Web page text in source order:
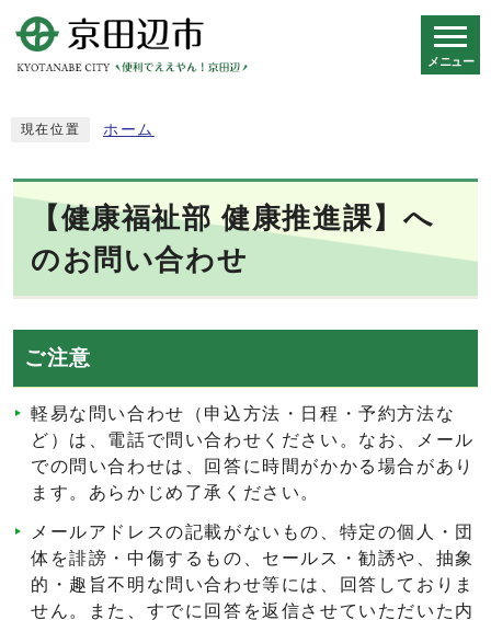
メニュー
現在位置 ホーム
【健康福祉部 健康推進課】へ
のお問い合わせ
ご注意
軽易な問い合わせ（申込方法・日程・予約方法な
ど）は、電話で問い合わせください。なお、メール
での問い合わせは、回答に時間がかかる場合があり
ます。あらかじめ了承ください。
メールアドレスの記載がないもの、特定の個人・団
体を誹謗・中傷するもの、セールス・勧誘や、抽象
的・趣旨不明な問い合わせ等には、回答しておりま
せん。また、すでに回答を返信させていただいた内